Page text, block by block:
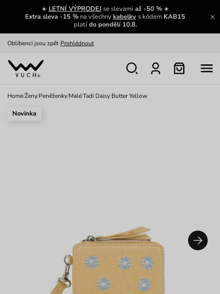
☀️ LETNÍ VÝPRODEJ se slevamiaž -50 %☀️
Extra sleva -15 % na všechnykabelky s kódem KAB15
platído pondělí 10.8.
Zajímavosti ze světa Vuch:
Zobrazit
Oblíbenci jsou zpět Prohlédnout
Nech se inspirovat
Home/Ženy/Peněženky/Malé/Tadi Daisy Butter Yellow
Novinka